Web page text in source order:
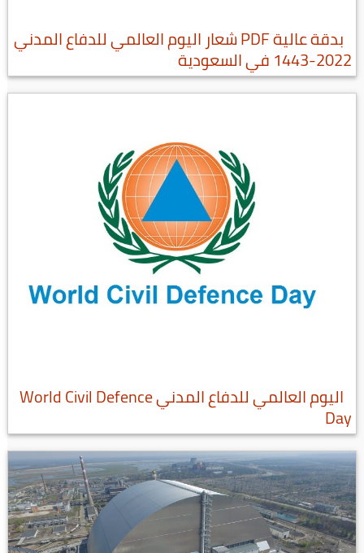
بدقة عالية PDF شعار اليوم العالمي للدفاع المدني
2022-1443 في السعودية
اليوم العالمي للدفاع المدني World Civil Defence
Day